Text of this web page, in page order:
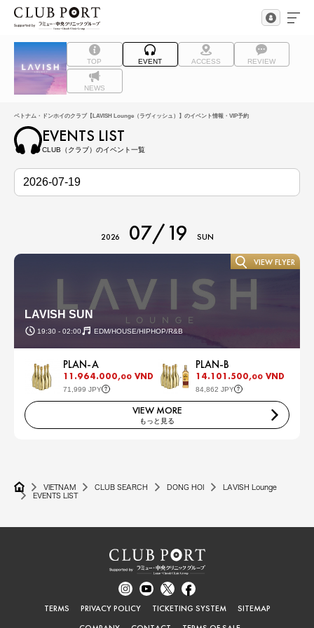
TOP EVENT ACCESS REVIEW
NEWS
ベトナム・ドンホイのクラブ【LAVISH Lounge（ラヴィッシュ）】のイベント情報・VIP予約
EVENTS LIST
CLUB（クラブ）のイベント一覧
2026 07/19 SUN
LAVISH SUN
19:30 - 02:00 EDM/HOUSE/HIPHOP/R&B
VIEW FLYER
PLAN-A
11.964.000,00 VND
71,999 JPY
PLAN-B
14.101.500,00 VND
84,862 JPY
VIEW MORE
もっと見る
VIETNAM CLUB SEARCH DONG HOI
LAVISH Lounge
EVENTS LIST
TERMS PRIVACY POLICY TICKETING SYSTEM
SITEMAP